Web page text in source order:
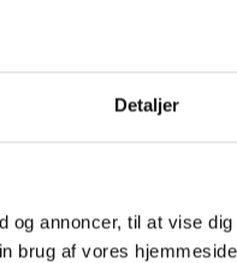
Detaljer
og annoncer, til at vise
brug af vores
Så skal